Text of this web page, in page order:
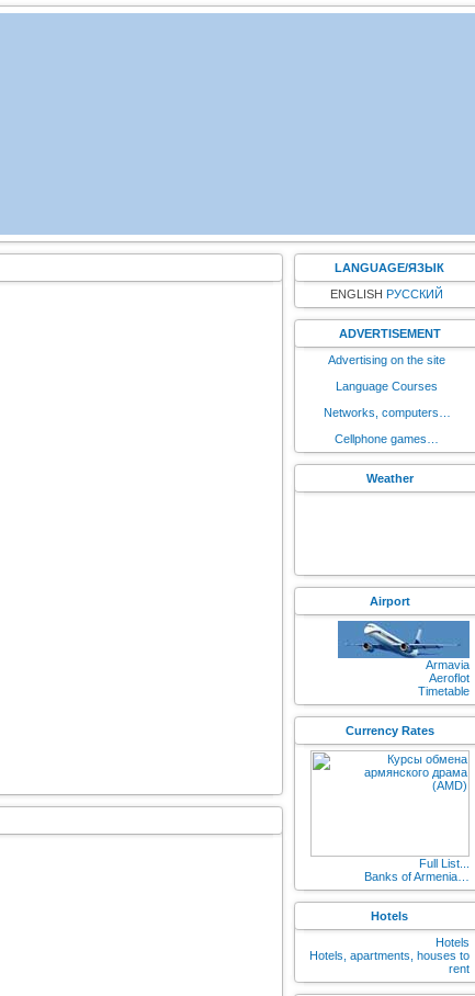
LANGUAGE/ЯЗЫК
ENGLISH РУССКИЙ
ADVERTISEMENT
Advertising on the site
Language Courses
Networks, computers…
Cellphone games…
Weather
Airport
Armavia
Aeroflot
Timetable
Currency Rates
Full List...
Banks of Armenia…
Hotels
Hotels
Hotels, apartments, houses to
rent